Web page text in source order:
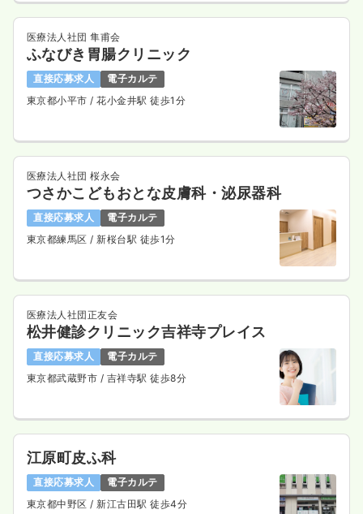
医療法人社団 隼甫会
ふなびき胃腸クリニック
直接応募求人
電子カルテ
東京都小平市 / 花小金井駅 徒歩1分
医療法人社団 桜永会
つさかこどもおとな皮膚科・泌尿器科
直接応募求人
電子カルテ
東京都練馬区 / 新桜台駅 徒歩1分
医療法人社団正友会
松井健診クリニック吉祥寺プレイス
直接応募求人
電子カルテ
東京都武蔵野市 / 吉祥寺駅 徒歩8分
江原町皮ふ科
直接応募求人
電子カルテ
東京都中野区 / 新江古田駅 徒歩4分